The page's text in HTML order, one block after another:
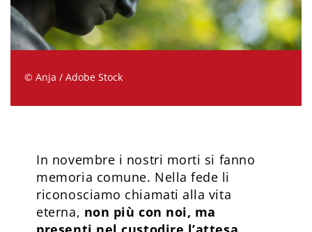
© Anja / Adobe Stock
In novembre i nostri morti si fanno
memoria comune. Nella fede li
riconosciamo chiamati alla vita
eterna, non più con noi, ma